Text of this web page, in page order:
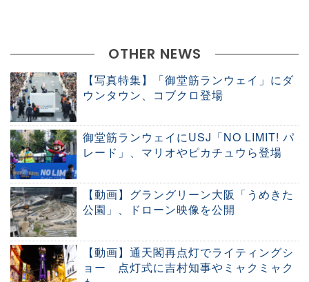
OTHER NEWS
【写真特集】「御堂筋ランウェイ」にダ
ウンタウン、コブクロ登場
御堂筋ランウェイにUSJ「NO LIMIT! パ
レード」、マリオやピカチュウら登場
【動画】グラングリーン大阪「うめきた
公園」、ドローン映像を公開
【動画】通天閣再点灯でライティングシ
ョー 点灯式に吉村知事やミャクミャク